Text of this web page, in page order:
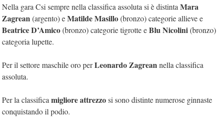
Nella gara Csi sempre nella classifica assoluta si è distinta Mara
Zagrean(argento) eMatilde Masillo(bronzo) categorie allieve e
Beatrice D’Amico(bronzo) categorie tigrotte eBlu Nicolini(bronzo)
categoria lupette.
Per il settore maschile oro perLeonardo Zagreannella classifica
assoluta.
Per la classifica migliore attrezzosi sono distinte numerose ginnaste
conquistando il podio.